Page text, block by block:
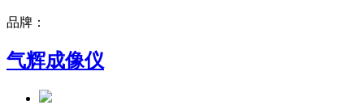
品牌：
气辉成像仪